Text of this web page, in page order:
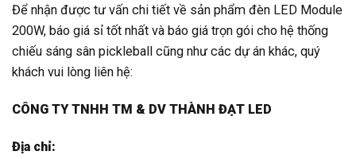
Để nhận được tư vấn chi tiết về sản phẩm đèn LED Module
200W, báo giá sỉ tốt nhất và báo giá trọn gói cho hệ thống
chiếu sáng sân pickleball cũng như các dự án khác, quý
khách vui lòng liên hệ:
CÔNG TY TNHH TM & DV THÀNH ĐẠT LED
Địa chỉ: